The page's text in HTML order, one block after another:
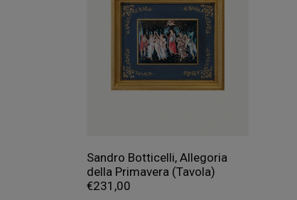
Sandro Botticelli, Allegoria
della Primavera (Tavola)
€231,00